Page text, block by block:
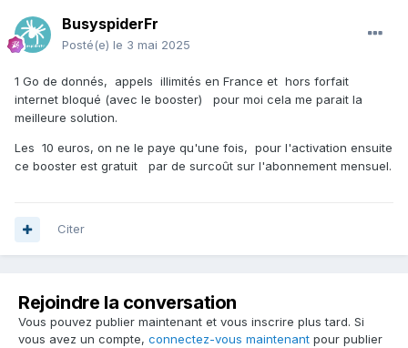
BusyspiderFr
Posté(e) le 3 mai 2025
1 Go de donnés, appels illimités en France et hors forfait
internet bloqué (avec le booster) pour moi cela me parait la
meilleure solution.
Les 10 euros, on ne le paye qu'une fois, pour l'activation ensuite
ce booster est gratuit par de surcoût sur l'abonnement mensuel.
Citer
Rejoindre la conversation
Vous pouvez publier maintenant et vous inscrire plus tard. Si
vous avez un compte, connectez-vous maintenant pour publier